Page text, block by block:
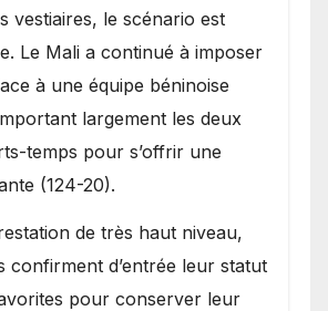
vestiaires, le scénario est
Le Mali a continué à imposer
à une équipe béninoise
largement les deux
temps pour s’offrir une
(124-20).
de très haut niveau,
confirment d’entrée leur statut
pour conserver leur